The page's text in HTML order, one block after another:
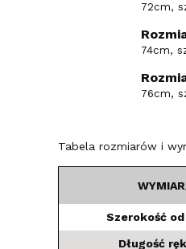
72cm,
74cm,
76cm,
Tabela rozmiarów i
Szerokość
Długość